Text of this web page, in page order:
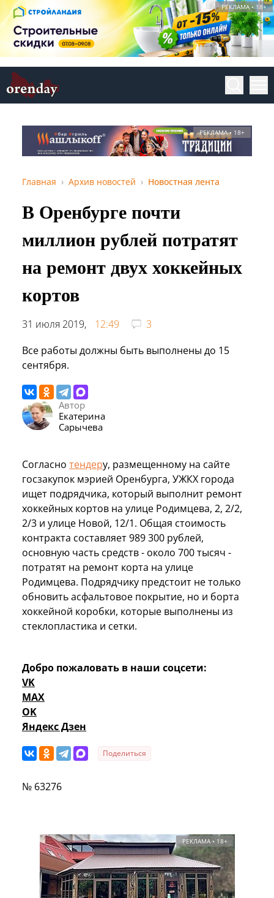
РЕКЛАМА • 18+
РЕКЛАМА • 18+
Главная Архив новостей Новостная лента
В Оренбурге почти
миллион рублей потратят
на ремонт двух хоккейных
кортов
31 июля 2019, 12:49
3
Все работы должны быть выполнены до 15
сентября.
Автор
Екатерина
Сарычева
Согласно тендеру, размещенному на сайте
госзакупок мэрией Оренбурга, УЖКХ города
ищет подрядчика, который выполнит ремонт
хоккейных кортов на улице Родимцева, 2, 2/2,
2/3 и улице Новой, 12/1. Общая стоимость
контракта составляет 989 300 рублей,
основную часть средств - около 700 тысяч -
потратят на ремонт корта на улице
Родимцева. Подрядчику предстоит не только
обновить асфальтовое покрытие, но и борта
хоккейной коробки, которые выполнены из
стеклопластика и сетки.
Добро пожаловать в наши соцсети:
VK
MAX
OK
Яндекс Дзен
Поделиться
№ 63276
РЕКЛАМА • 18+